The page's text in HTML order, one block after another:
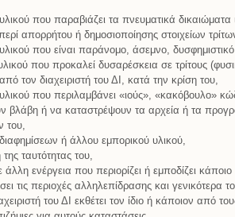
που παραβιάζει τα πνευματικά δικαιώματα
απορρήτου ή δημοσιοποίησης στοιχείων
που είναι παράνομο, άσεμνο,
που προκαλεί δυσαρέσκεια σε τρίτους
τον διαχειριστή του ΔΙ, κατά την κρίση του,
που περιλαμβάνει «ιούς», «κακόβουλο»
βλάβη ή να καταστρέψουν τα αρχεία ή τα
του,
ή άλλου εμπορικού υλικού,
ταυτότητας του,
άλλη ενέργεια που περιορίζει ή εμποδίζει
τις περιοχές αλληλεπίδρασης και γενικότερα
του ΔΙ εκθέτει τον ίδιο ή κάποιον από